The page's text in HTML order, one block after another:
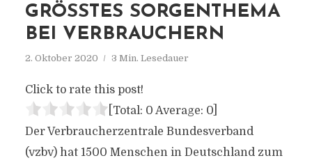
GRÖSSTES SORGENTHEMA B
EI VERBRAUCHERN
2. Oktober 2020 3 Min. Lesedauer
Click to rate this post!
[Total: 0 Average: 0]
Der Verbraucherzentrale Bundesverband
(vzbv) hat 1500 Menschen in Deutschland zum